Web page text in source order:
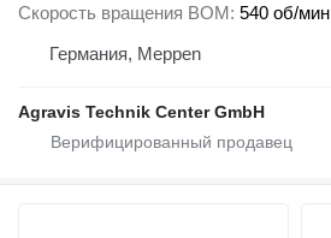
Скорость вращения ВОМ 540 об/мин
Германия, Meppen
Agravis Technik Center GmbH